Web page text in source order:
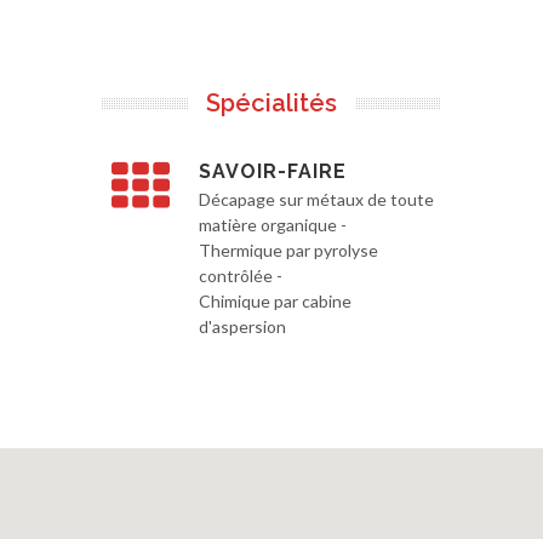
Spécialités
SAVOIR-FAIRE
Décapage sur métaux de toute
matière organique -
Thermique par pyrolyse
contrôlée -
Chimique par cabine
d'aspersion